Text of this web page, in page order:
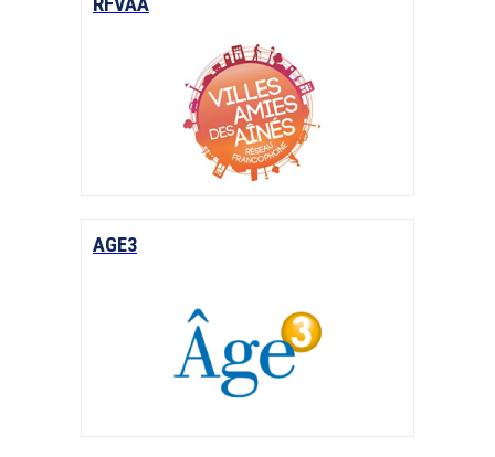
RFVAA
AGE3